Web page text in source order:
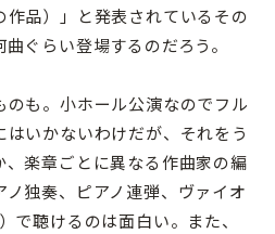
品）」と発表されているその
ぐらい登場するのだろう。
も。小ホール公演なのでフル
いかないわけだが、それをう
、楽章ごとに異なる作曲家の編
独奏、ピアノ連弾、ヴァイオ
で聴けるのは面白い。また、